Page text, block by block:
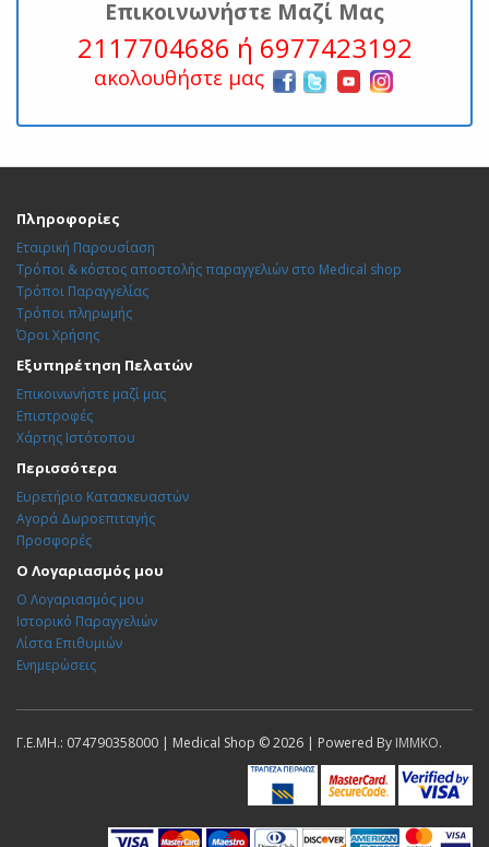
Επικοινωνήστε Μαζί Μας
2117704686 ή 6977423192
ακολουθήστε μας
Πληροφορίες
Εταιρική Παρουσίαση
Τρόποι & κόστος αποστολής παραγγελιών στο Medical shop
Τρόποι Παραγγελίας
Τρόποι πληρωμής
Όροι Χρήσης
Εξυπηρέτηση Πελατών
Επικοινωνήστε μαζί μας
Επιστροφές
Χάρτης Ιστότοπου
Περισσότερα
Ευρετήριο Κατασκευαστών
Αγορά Δωροεπιταγής
Προσφορές
Ο Λογαριασμός μου
Ο Λογαριασμός μου
Ιστορικό Παραγγελιών
Λίστα Επιθυμιών
Ενημερώσεις
Γ.Ε.ΜΗ.: 074790358000 | Medical Shop © 2026 | Powered By IMMKO.